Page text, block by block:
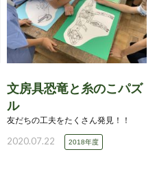
文房具恐竜と糸のこパズ
ル
友だちの工夫をたくさん発見！！
2020.07.22 2018年度